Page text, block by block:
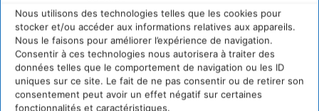
Nous utilisons des technologies telles que les cookies pour
stocker et/ou accéder aux informations relatives aux appareils.
Nous le faisons pour améliorer l’expérience de navigation.
Consentir à ces technologies nous autorisera à traiter des
données telles que le comportement de navigation ou les ID
uniques sur ce site. Le fait de ne pas consentir ou de retirer son
consentement peut avoir un effet négatif sur certaines
fonctionnalités et caractéristiques.
a chuté de 45 % depuis 2011 grâce notamment à
l’amélioration des procédés.
Un besoin en matériaux croissant,
mais maîtrisé